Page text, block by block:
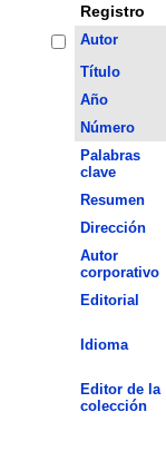
Registro
Autor
Título
Año
Número
Palabras
clave
Resumen
Dirección
Autor
corporativo
Editorial
Idioma
Editor de la
colección